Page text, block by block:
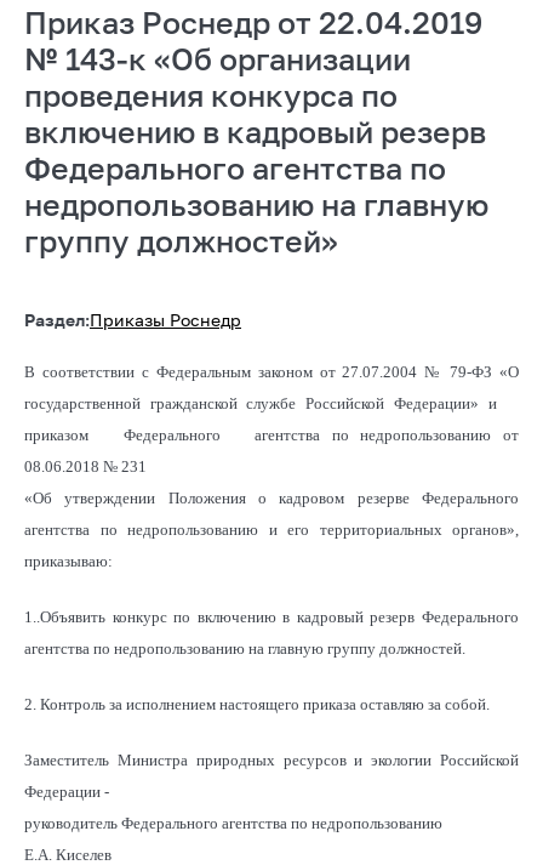
Приказ Роснедр от 22.04.2019
№ 143-к «Об организации
проведения конкурса по
включению в кадровый резерв
Федерального агентства по
недропользованию на главную
группу должностей»
Раздел:Приказы Роснедр
В соответствии с Федеральным законом от 27.07.2004 № 79-ФЗ «О
государственной гражданской службе Российской Федерации» и
приказом Федерального агентства по недропользованию от
08.06.2018 № 231
«Об утверждении Положения о кадровом резерве Федерального
агентства по недропользованию и его территориальных органов»,
приказываю:
1..Объявить конкурс по включению в кадровый резерв Федерального
агентства по недропользованию на главную группу должностей.
2. Контроль за исполнением настоящего приказа оставляю за собой.
Заместитель Министра природных ресурсов и экологии Российской
Федерации -
руководитель Федерального агентства по недропользованию
Е.А. Киселев